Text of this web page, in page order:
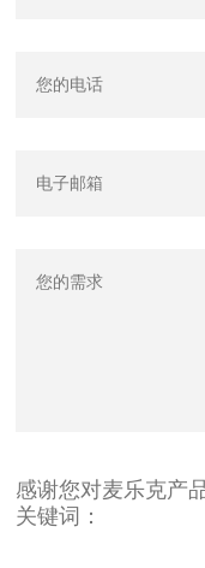
感谢您对麦乐克产
关键词：